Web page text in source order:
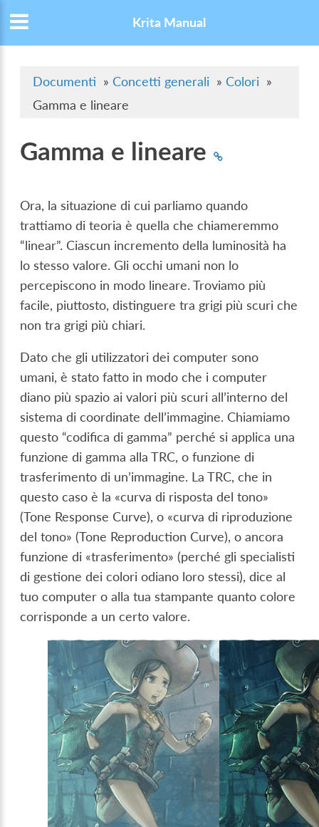
Krita Manual
Documenti » Concetti generali » Colori »
Gamma e lineare
Gamma e lineare
Ora, la situazione di cui parliamo quando
trattiamo di teoria è quella che chiameremmo
“linear”. Ciascun incremento della luminosità ha
lo stesso valore. Gli occhi umani non lo
percepiscono in modo lineare. Troviamo più
facile, piuttosto, distinguere tra grigi più scuri che
non tra grigi più chiari.
Dato che gli utilizzatori dei computer sono
umani, è stato fatto in modo che i computer
diano più spazio ai valori più scuri all’interno del
sistema di coordinate dell’immagine. Chiamiamo
questo “codifica di gamma” perché si applica una
funzione di gamma alla TRC, o funzione di
trasferimento di un’immagine. La TRC, che in
questo caso è la «curva di risposta del tono»
(Tone Response Curve), o «curva di riproduzione
del tono» (Tone Reproduction Curve), o ancora
funzione di «trasferimento» (perché gli specialisti
di gestione dei colori odiano loro stessi), dice al
tuo computer o alla tua stampante quanto colore
corrisponde a un certo valore.